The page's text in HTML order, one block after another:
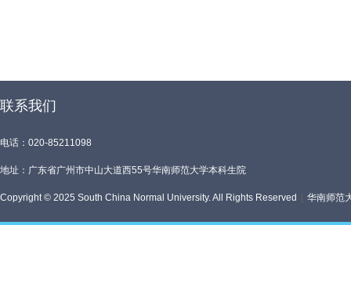
联系我们
电话：020-85211098
地址：广东省广州市中山大道西55号华南师范大学本科生院
Copyright © 2025 South China Normal University. All Rights Reserved 华南师范